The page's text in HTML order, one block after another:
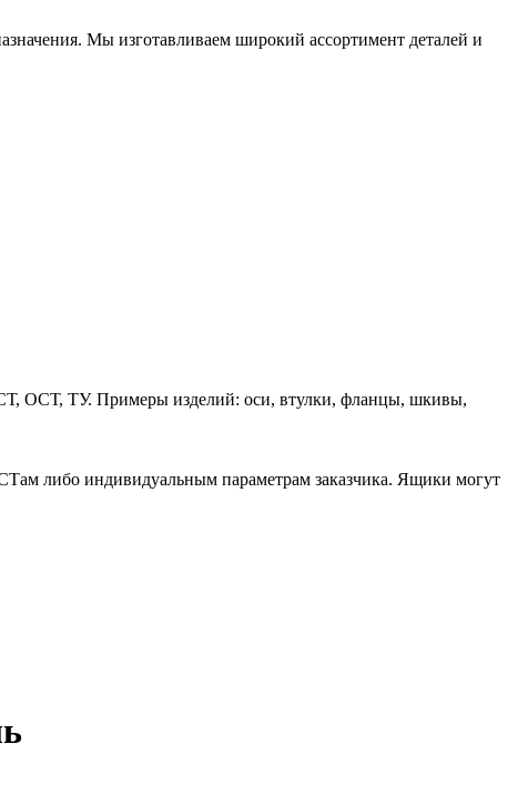
Мы изготавливаем широкий ассортимент деталей и
ОСТ, ТУ. Примеры изделий: оси, втулки, фланцы, шкивы,
либо индивидуальным параметрам заказчика. Ящики могут